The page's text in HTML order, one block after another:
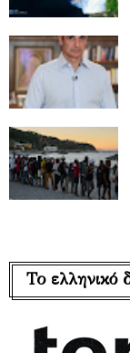
Το ελληνικό